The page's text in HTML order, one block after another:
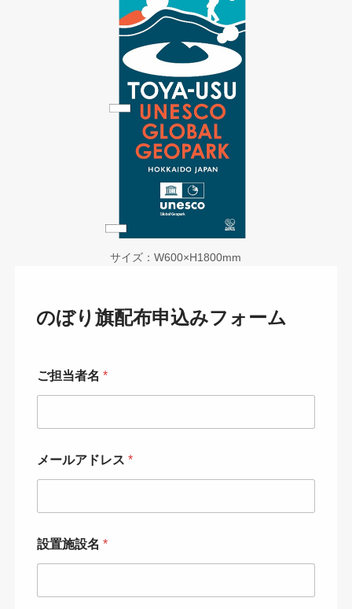
サイズ：W600×H1800mm
のぼり旗配布申込みフォーム
ご担当者名 *
メールアドレス *
設置施設名 *